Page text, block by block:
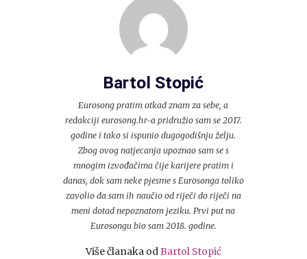
Bartol Stopić
Eurosong pratim otkad znam za sebe, a
redakciji eurosong.hr-a pridružio sam se 2017.
godine i tako si ispunio dugogodišnju želju.
Zbog ovog natjecanja upoznao sam se s
mnogim izvođačima čije karijere pratim i
danas, dok sam neke pjesme s Eurosonga toliko
zavolio da sam ih naučio od riječi do riječi na
meni dotad nepoznatom jeziku. Prvi put na
Eurosongu bio sam 2018. godine.
Više članaka od Bartol Stopić